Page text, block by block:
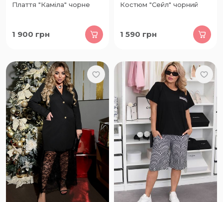
Плаття "Каміла" чорне
1 900 грн
Костюм "Сейл" чорний
1 590 грн